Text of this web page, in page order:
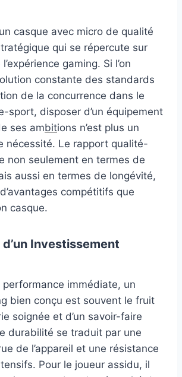
casque avec micro de qualité
qui se répercute sur
gaming. Si l’on
constante des standards
de la concurrence dans le
sport, disposer d’un équipement
ses ambitions n’est plus un
nécessité. Le rapport qualité-
non seulement en termes de
aussi en termes de longévité,
compétitifs que
casque.
d’un Investissement
immédiate, un
bien conçu est souvent le fruit
soignée et d’un savoir-faire
durabilité se traduit par une
de l’appareil et une résistance
Pour le joueur assidu, il